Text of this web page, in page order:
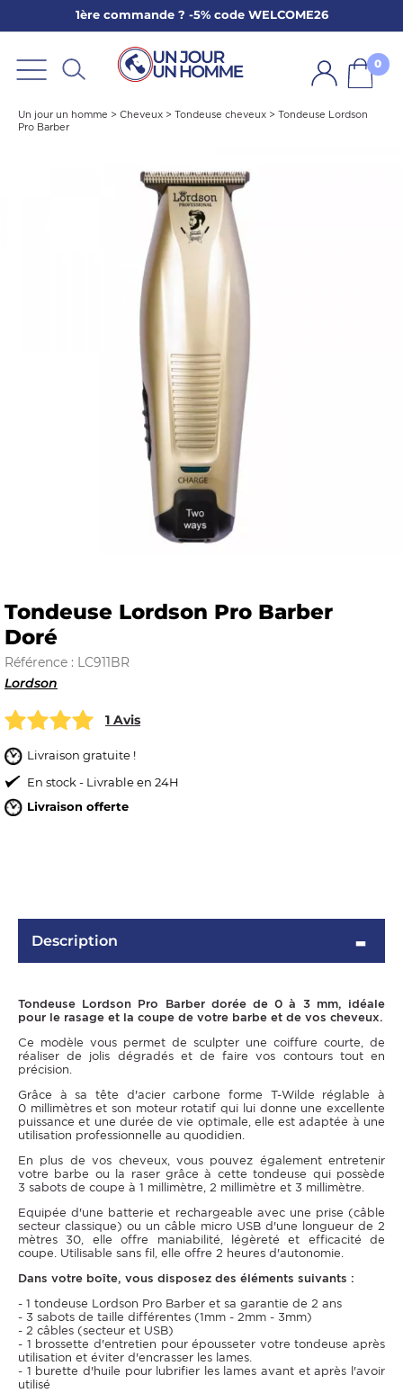
1ère commande ? -5% code WELCOME26
0
Un jour un homme > Cheveux > Tondeuse cheveux > Tondeuse Lordson
Pro Barber
Tondeuse Lordson Pro Barber
Doré
Référence : LC911BR
Lordson
1 Avis
Livraison gratuite !
En stock - Livrable en 24H
Livraison offerte
Description
Tondeuse Lordson Pro Barber dorée de 0 à 3 mm, idéale
pour le rasage et la coupe de votre barbe et de vos cheveux.
Ce modèle vous permet de sculpter une coiffure courte, de
réaliser de jolis dégradés et de faire vos contours tout en
précision.
Grâce à sa tête d'acier carbone forme T-Wilde réglable à
0 millimètres et son moteur rotatif qui lui donne une excellente
puissance et une durée de vie optimale, elle est adaptée à une
utilisation professionnelle au quodidien.
En plus de vos cheveux, vous pouvez également entretenir
votre barbe ou la raser grâce à cette tondeuse qui possède
3 sabots de coupe à 1 millimètre, 2 millimètre et 3 millimètre.
Equipée d'une batterie et rechargeable avec une prise (câble
secteur classique) ou un câble micro USB d'une longueur de 2
mètres 30, elle offre maniabilité, légèreté et efficacité de
coupe. Utilisable sans fil, elle offre 2 heures d'autonomie.
Dans votre boîte, vous disposez des éléments suivants :
- 1 tondeuse Lordson Pro Barber et sa garantie de 2 ans
- 3 sabots de taille différentes (1mm - 2mm - 3mm)
- 2 câbles (secteur et USB)
- 1 brossette d'entretien pour épousseter votre tondeuse après
utilisation et éviter d'encrasser les lames.
- 1 burette d'huile pour lubrifier les lames avant et après l'avoir
utilisé